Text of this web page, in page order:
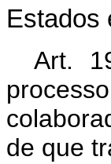
Estados
Art.
de que